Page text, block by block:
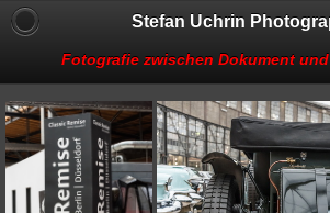
Stefan Uchrin
Fotografie zwischen Dokument